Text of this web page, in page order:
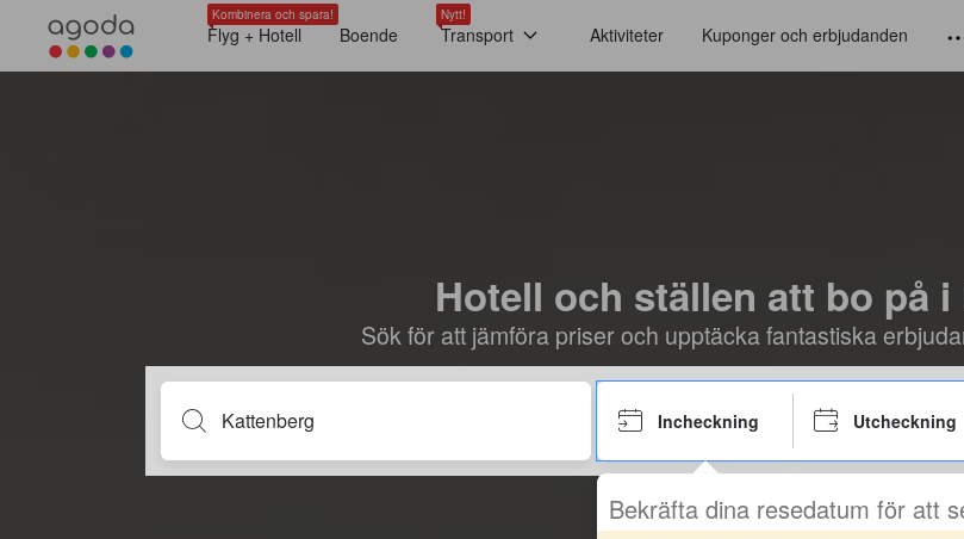
Kombinera och spara!
Flyg + Hotell Boende
Nytt!
Transport Aktiviteter Kuponger och erbjudanden
Hotell och ställen att bo på
Sök för att jämföra priser och upptäcka fantastiska
Incheckning Utcheckning
Bekräfta dina resedatum för att